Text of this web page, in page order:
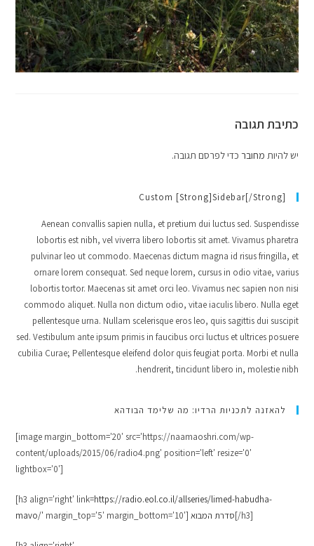
כתיבת תגובה
יש להיות מחובר כדי לפרסם תגובה.
Custom [strong]Sidebar[/strong]
Aenean convallis sapien nulla, et pretium dui luctus sed. Suspendisse
lobortis est nibh, vel viverra libero lobortis sit amet. Vivamus pharetra
pulvinar leo ut commodo. Maecenas dictum magna id risus fringilla, et
ornare lorem consequat. Sed neque lorem, cursus in odio vitae, varius
lobortis tortor. Maecenas sit amet orci leo. Vivamus nec sapien non nisi
commodo aliquet. Nulla non dictum odio, vitae iaculis libero. Nulla eget
pellentesque urna. Nullam scelerisque eros leo, quis sagittis dui suscipit
sed. Vestibulum ante ipsum primis in faucibus orci luctus et ultrices posuere
cubilia Curae; Pellentesque eleifend dolor quis feugiat porta. Morbi et nulla
hendrerit, tincidunt libero in, molestie nibh.
להאזנה לתכניות הרדיו: מה שלימד הבודהא
[image margin_bottom='20' src='https://naamaoshri.com/wp-
content/uploads/2015/06/radio4.png' position='left' resize='0'
lightbox='0']
[h3 align='right' link=https://radio.eol.co.il/allseries/limed-habudha-
mavo/' margin_top='5' margin_bottom='10']סדרת המבוא[/h3]